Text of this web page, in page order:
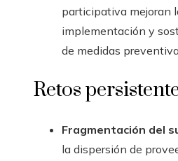
participativa mejoran
implementación y
de medidas
Retos
Fragmentación del
la dispersión de